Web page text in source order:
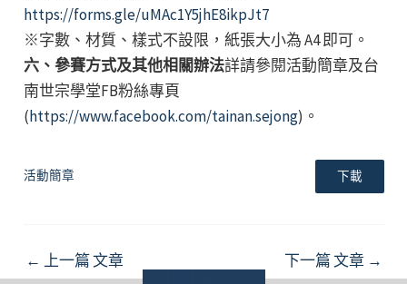
https://forms.gle/uMAc1Y5jhE8ikpJt7
※字數、材質、樣式不設限，紙張大小為 A4 即可。
六、參賽方式及其他相關辦法詳請參閱活動簡章及台
南世宗學堂FB粉絲專頁
(https://www.facebook.com/tainan.sejong)。
活動簡章 下載
Post
← 上一篇 文章 下一篇 文章 →